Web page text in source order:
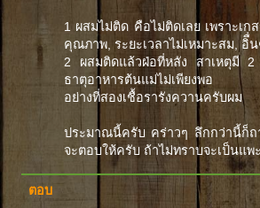
1 ผสมไม่ติด คือไม่ติดเลย เพราะเก
คุณภาพ, ระยะเวลาไม่เหมาะสม, อิื่
2 ผสมติดแล้วฝ่อที่หลัง สาเหตุมี 2
ธาตุอาหารต้นแม่ไม่เพียงพอ
อย่างที่สองเชื้อรารังควานครับผม
ประมาณนี้ครับ คร่าวๆ ลึกกว่านี้ก็ถ
จะตอบให้ครับ ถ้าไม่ทราบจะเป็นแพ
ตอบ